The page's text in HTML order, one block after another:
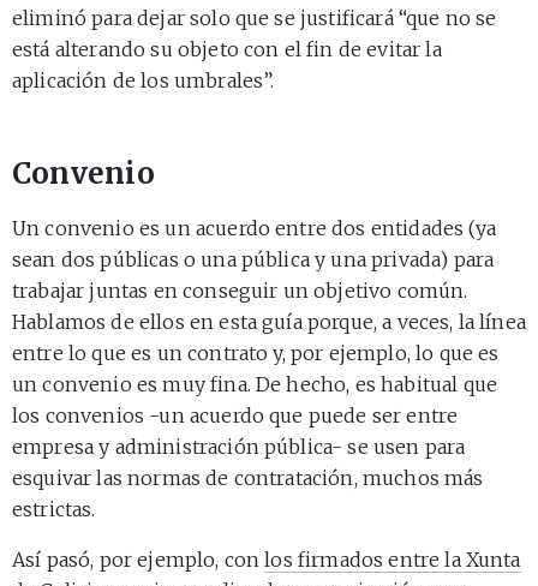
eliminó para dejar solo que se justificará “que no se
está alterando su objeto con el fin de evitar la
aplicación de los umbrales”.
Convenio
Un convenio es un acuerdo entre dos entidades (ya
sean dos públicas o una pública y una privada) para
trabajar juntas en conseguir un objetivo común.
Hablamos de ellos en esta guía porque, a veces, la línea
entre lo que es un contrato y, por ejemplo, lo que es
un convenio es muy fina. De hecho, es habitual que
los convenios -un acuerdo que puede ser entre
empresa y administración pública- se usen para
esquivar las normas de contratación, muchos más
estrictas.
Así pasó, por ejemplo, conlos firmados entre la Xunta